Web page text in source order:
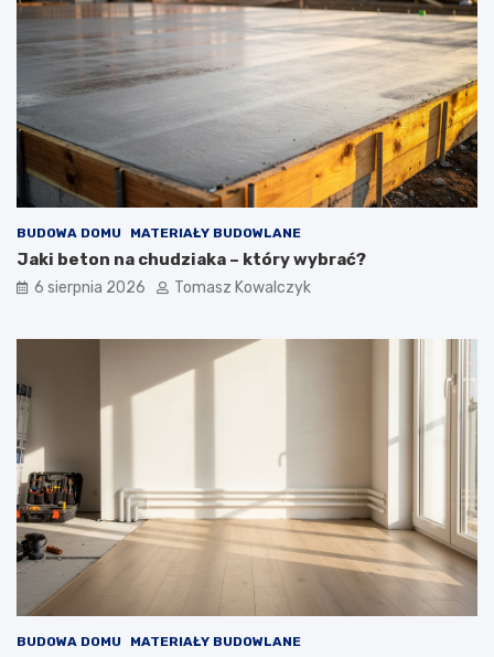
BUDOWA DOMU MATERIAŁY BUDOWLANE
Jaki beton na chudziaka – który wybrać?
6 sierpnia 2026 Tomasz Kowalczyk
BUDOWA DOMU MATERIAŁY BUDOWLANE